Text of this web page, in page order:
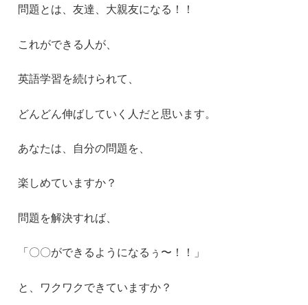
問題とは、友達、大親友になる！！
これができる人が、
英語学習を続けられて、
どんどん伸ばしていく人だと思います。
あなたは、自分の問題を、
楽しめていますか？
問題を解決すれば、
「〇〇ができるようになるぅ〜！！」
と、ワクワクできていますか？